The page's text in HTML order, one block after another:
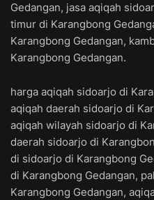
Gedangan, jasa aqiqah
timur di Karangbong
Karangbong Gedangan,
Karangbong Gedangan.
harga aqiqah sidoarjo di
aqiqah daerah sidoarjo di
aqiqah wilayah sidoarjo di
daerah sidoarjo di
di sidoarjo di Karangbong
di Karangbong Gedangan,
Karangbong Gedangan,